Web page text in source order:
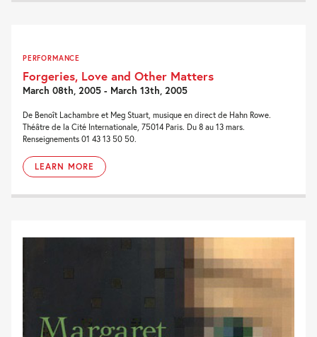
PERFORMANCE
Forgeries, Love and Other Matters
March 08th, 2005 - March 13th, 2005
De Benoît Lachambre et Meg Stuart, musique en direct de Hahn Rowe.
Théâtre de la Cité Internationale, 75014 Paris. Du 8 au 13 mars.
Renseignements 01 43 13 50 50.
LEARN MORE